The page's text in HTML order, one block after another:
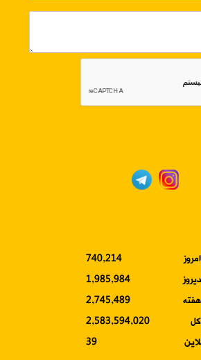
740,214
1,985,984
هفته
2,745,489
کل
2,583,594,020
39